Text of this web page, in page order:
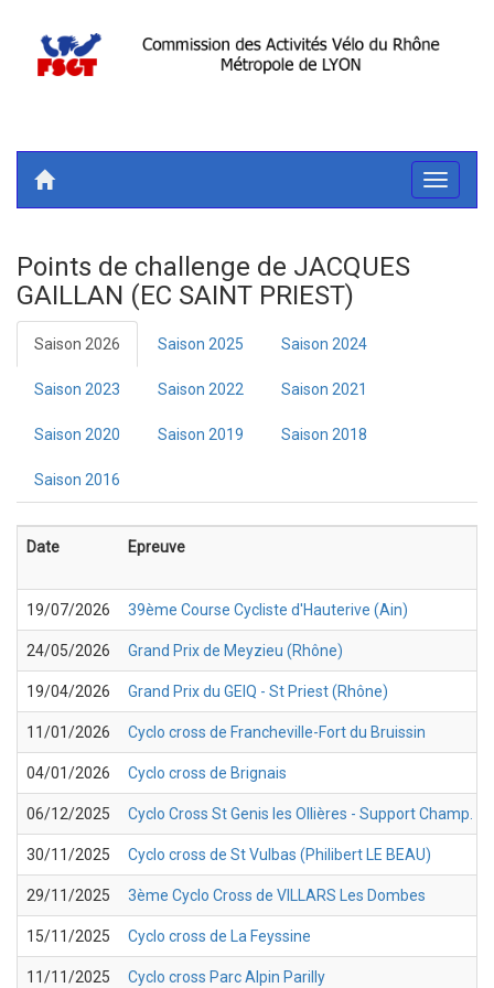
Toggle
Points de challenge de JACQUES
GAILLAN (EC SAINT PRIEST)
Saison 2026 Saison 2025 Saison 2024
Saison 2023 Saison 2022 Saison 2021
Saison 2020 Saison 2019 Saison 2018
Saison 2016
Date Epreuve
19/07/2026 39ème Course Cycliste d'Hauterive (Ain)
24/05/2026 Grand Prix de Meyzieu (Rhône)
19/04/2026 Grand Prix du GEIQ - St Priest (Rhône)
11/01/2026 Cyclo cross de Francheville-Fort du Bruissin
04/01/2026 Cyclo cross de Brignais
06/12/2025 Cyclo Cross St Genis les Ollières - Support Champ.
30/11/2025 Cyclo cross de St Vulbas (Philibert LE BEAU)
29/11/2025 3ème Cyclo Cross de VILLARS Les Dombes
15/11/2025 Cyclo cross de La Feyssine
11/11/2025 Cyclo cross Parc Alpin Parilly